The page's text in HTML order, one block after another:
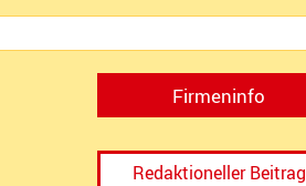
Firmeninfo
Redaktioneller Beitrag